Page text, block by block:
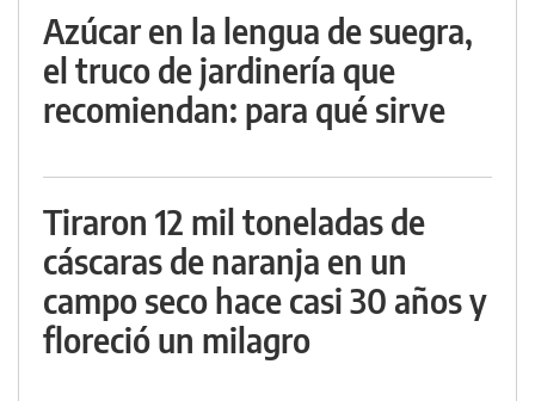
Azúcar en la lengua de suegra,
el truco de jardinería que
recomiendan: para qué sirve
Tiraron 12 mil toneladas de
cáscaras de naranja en un
campo seco hace casi 30 años y
floreció un milagro